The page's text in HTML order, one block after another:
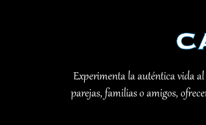
Experimenta la auténtica vida
parejas, familias o amigos,